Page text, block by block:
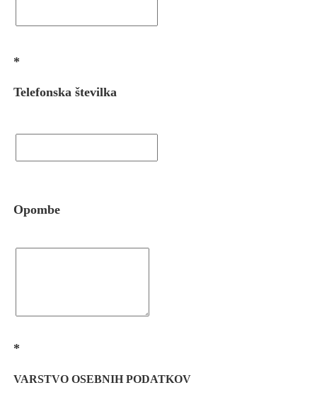
*
Telefonska številka
Opombe
*
VARSTVO OSEBNIH PODATKOV